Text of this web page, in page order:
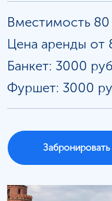
Вместимость 80
Цена аренды от
Банкет: 3000
Фуршет: 3000
Забронировать